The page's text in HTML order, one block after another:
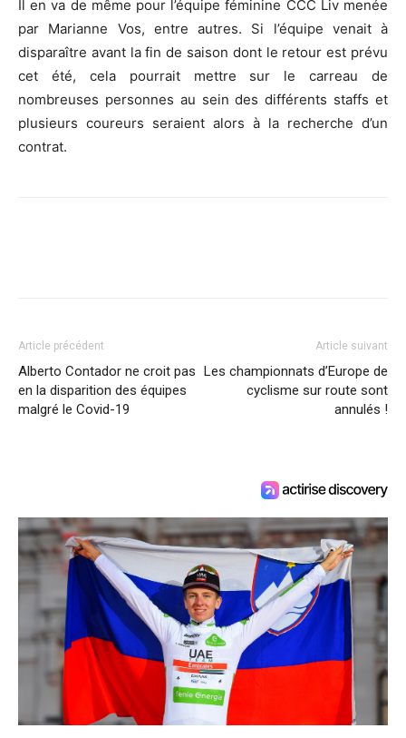
Il en va de même pour l’équipe féminine CCC Liv menée
par Marianne Vos, entre autres. Si l’équipe venait à
disparaître avant la fin de saison dont le retour est prévu
cet été, cela pourrait mettre sur le carreau de
nombreuses personnes au sein des différents staffs et
plusieurs coureurs seraient alors à la recherche d’un
contrat.
Article précédent
Alberto Contador ne croit pas
en la disparition des équipes
malgré le Covid-19
Article suivant
Les championnats d’Europe de
cyclisme sur route sont
annulés !